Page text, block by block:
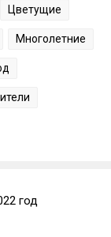
Цветущие
Многолетние
год